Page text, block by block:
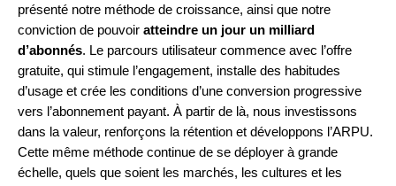
présenté notre méthode de croissance, ainsi que notre
conviction de pouvoir atteindre un jour un milliard
d’abonnés. Le parcours utilisateur commence avec l’offre
gratuite, qui stimule l’engagement, installe des habitudes
d’usage et crée les conditions d’une conversion progressive
vers l’abonnement payant. À partir de là, nous investissons
dans la valeur, renforçons la rétention et développons l’ARPU.
Cette même méthode continue de se déployer à grande
échelle, quels que soient les marchés, les cultures et les